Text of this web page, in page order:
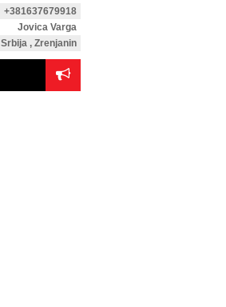
+381637679918
Jovica Varga
Srbija , Zrenjanin